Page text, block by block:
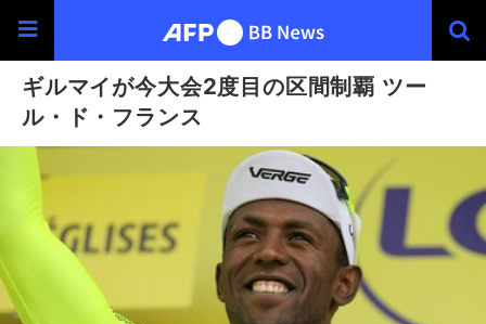
ギルマイが今大会2度目の区間制覇 ツー
ル・ド・フランス